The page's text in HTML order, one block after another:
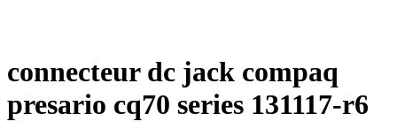
connecteur dc jack compaq
presario cq70 series 131117-r6